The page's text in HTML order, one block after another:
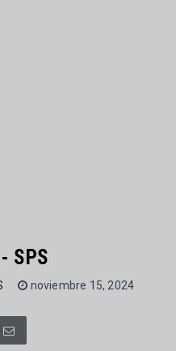
SPS
noviembre 15, 2024